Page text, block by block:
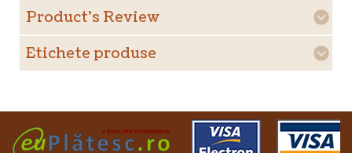
Product's Review
Etichete produse